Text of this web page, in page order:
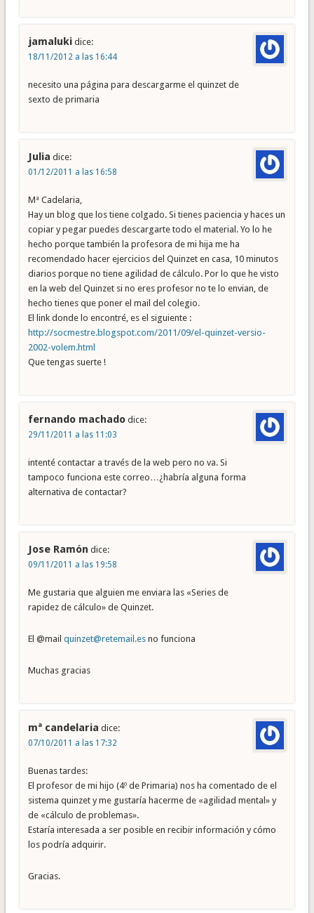
jamaluki dice:
18/11/2012 a las 16:44
necesito una página para descargarme el quinzet de
sexto de primaria
Julia dice:
01/12/2011 a las 16:58
Mª Cadelaria,
Hay un blog que los tiene colgado. Si tienes paciencia y haces un
copiar y pegar puedes descargarte todo el material. Yo lo he
hecho porque también la profesora de mi hija me ha
recomendado hacer ejercicios del Quinzet en casa, 10 minutos
diarios porque no tiene agilidad de cálculo. Por lo que he visto
en la web del Quinzet si no eres profesor no te lo envian, de
hecho tienes que poner el mail del colegio.
El link donde lo encontré, es el siguiente :
http://socmestre.blogspot.com/2011/09/el-quinzet-versio-
2002-volem.html
Que tengas suerte !
fernando machado dice:
29/11/2011 a las 11:03
intenté contactar a través de la web pero no va. Si
tampoco funciona este correo…¿habría alguna forma
alternativa de contactar?
Jose Ramón dice:
09/11/2011 a las 19:58
Me gustaria que alguien me enviara las «Series de
rapidez de cálculo» de Quinzet.
El @mail quinzet@retemail.esno funciona
Muchas gracias
mª candelaria dice:
07/10/2011 a las 17:32
Buenas tardes:
El profesor de mi hijo (4º de Primaria) nos ha comentado de el
sistema quinzet y me gustaría hacerme de «agilidad mental» y
de «cálculo de problemas».
Estaría interesada a ser posible en recibir información y cómo
los podría adquirir.
Gracias.